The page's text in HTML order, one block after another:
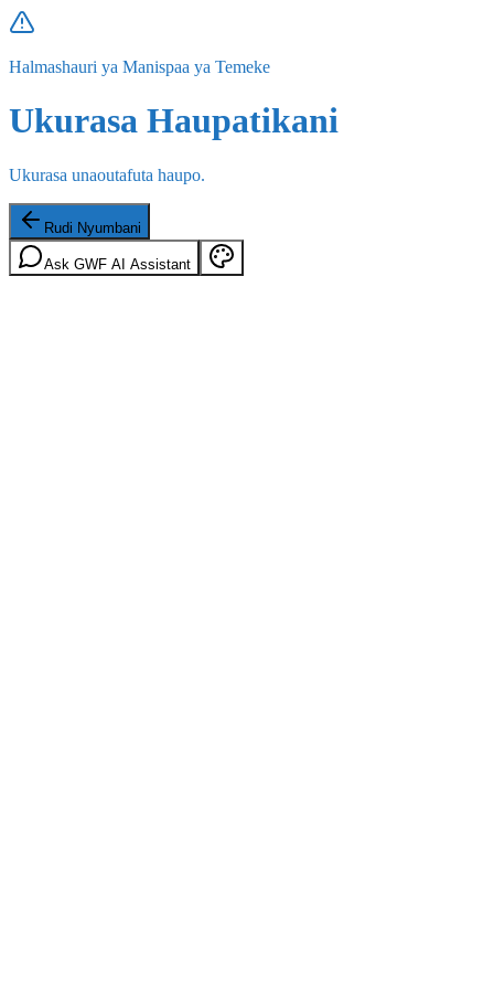
Halmashauri ya Manispaa ya Temeke
Ukurasa Haupatikani
Ukurasa unaoutafuta haupo.
Rudi Nyumbani
Ask GWF AI Assistant